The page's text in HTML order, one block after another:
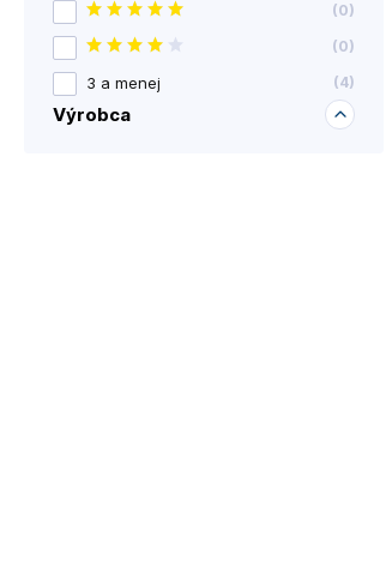
(0)
(0)
3 a menej (4)
Výrobca